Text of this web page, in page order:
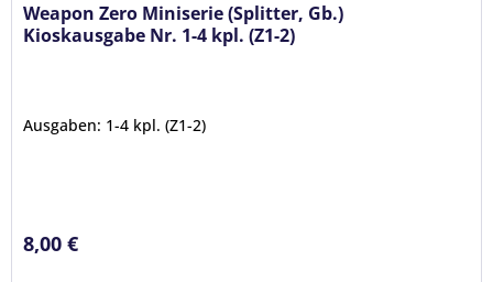
Weapon Zero Miniserie (Splitter, Gb.)
Kioskausgabe Nr. 1-4 kpl. (Z1-2)
Ausgaben: 1-4 kpl. (Z1-2)
8,00 €